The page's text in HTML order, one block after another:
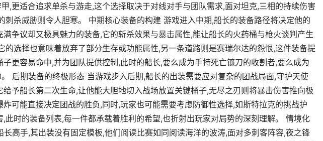
,更适合追求单杀与游走,这个选择取决于对线对手与团队需求,面对坦克,三相的持续伤害
刺杀威胁则令人胆寒。 中期核心装备的构建 游戏进入中期,船长的装备路径将决定他的
满争议却又极具魅力的装备,它的斩杀效果与暴击属性,能让船长的火药桶与枪火谈判产生
的选择也意味着放弃了部分生存或功能属性,另一条道路则是赛瑞尔达的怨恨,这件装备提
更容易命中,并为团队提供控制,此时的船长,要么成为手持死亡镰刀的收割者,要么成为
后期装备的终极形态 当游戏步入后期,船长的出装需要应对复杂的团战局面,守护天使
给予船长第二次生命,让他能大胆地切入战场放置关键桶子,无尽之刃则将暴击伤害推向极
可能直接决定团战的胜负,同时,玩家也可能需要考虑防御性选择,如斯特拉克的挑战护
此时的装备列表,每一件都承载着胜利的希望,也折射出玩家对局势的深刻理解。 情境化
长高手,其出装没有固定模板,他们阅读比赛如同阅读海洋的波涛,面对多刺客阵容,夜之锋